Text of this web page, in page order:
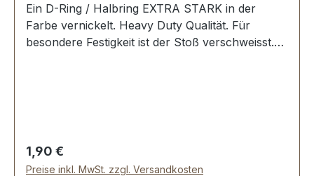
Ein D-Ring / Halbring EXTRA STARK in der
Farbe vernickelt. Heavy Duty Qualität. Für
besondere Festigkeit ist der Stoß verschweisst.
Durchlassweite: 25 mm, Drahtstärke: 4,6 mm.
Lieferumfang: 1 Stück D-Ring
Regulärer Preis:
1,90 €
Preise inkl. MwSt. zzgl. Versandkosten